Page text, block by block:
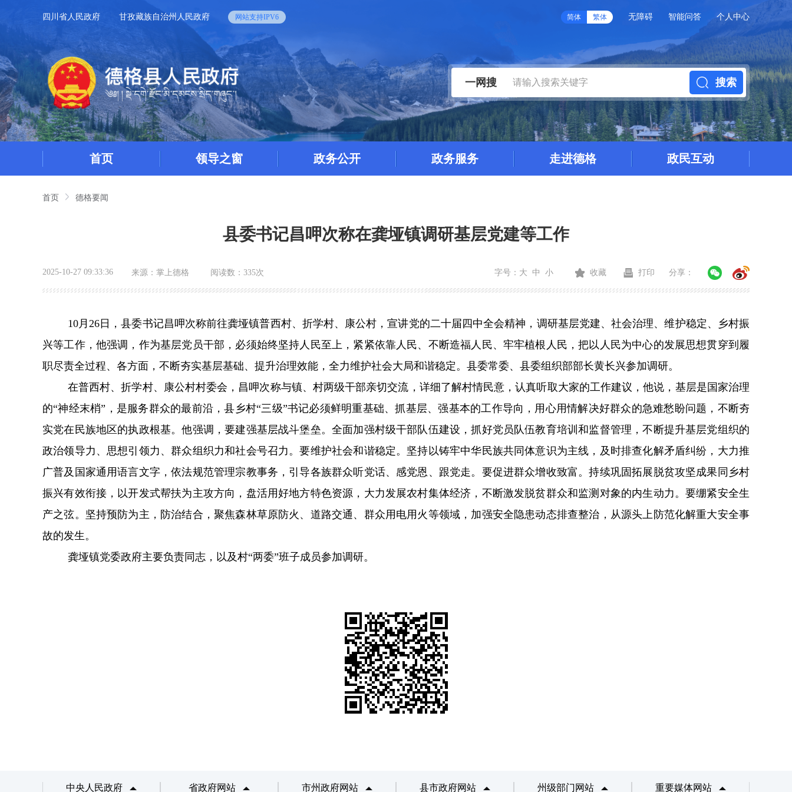
四川省人民政府 甘孜藏族自治州人民政府 网站支持IPV6 简体 繁体 无障碍 智能问答 个人中心
一网搜 搜索
首页 领导之窗 政务公开 政务服务 走进德格 政民互动
首页 德格要闻
县委书记昌呷次称在龚垭镇调研基层党建等工作
2025-10-27 09:33:36 来源： 掌上德格 阅读数： 335次 字号： 大 中 小 收藏 打印 分享：
10 月 26日，县委书记昌呷次称前往龚垭镇普西村、折学村、康公村，宣讲党的二十届四中全会精神，调研基层党建、社会治理、维护稳定、乡村振
兴等工作，他强调，作为基层党员干部，必须始终坚持人民至上，紧紧依靠人民、不断造福人民、牢牢植根人民，把以人民为中心的发展思想贯穿到履
职尽责全过程、各方面，不断夯实基层基础、提升治理效能，全力维护社会大局和谐稳定。县委常委、县委组织部部长黄长兴参加调研。
在普西村、折学村、康公村村委会，昌呷次称与镇、村两级干部亲切交流，详细了解村情民意，认真听取大家的工作建议，他说，基层是国家治理
的“神经末梢” ，是服务群众的最前沿，县乡村“三级”书记必须鲜明重基础、抓基层、强基本的工作导向，用心用情解决好群众的急难愁盼问题，不断夯
实党在民族地区的执政根基。他强调，要建强基层战斗堡垒。全面加强村级干部队伍建设，抓好党员队伍教育培训和监督管理，不断提升基层党组织的
政治领导力、思想引领力、群众组织力和社会号召力。要维护社会和谐稳定。坚持以铸牢中华民族共同体意识为主线，及时排查化解矛盾纠纷，大力推
广普及国家通用语言文字，依法规范管理宗教事务，引导各族群众听党话、感党恩、跟党走。要促进群众增收致富。持续巩固拓展脱贫攻坚成果同乡村
振兴有效衔接，以开发式帮扶为主攻方向，盘活用好地方特色资源，大力发展农村集体经济，不断激发脱贫群众和监测对象的内生动力。要绷紧安全生
产之弦。坚持预防为主，防治结合，聚焦森林草原防火、道路交通、群众用电用火等领域，加强安全隐患动态排查整治，从源头上防范化解重大安全事
故的发生。
龚垭镇党委政府主要负责同志，以及村“两委”班子成员参加调研。
中央人民政府 省政府网站 市州政府网站 县市政府网站 州级部门网站 重要媒体网站